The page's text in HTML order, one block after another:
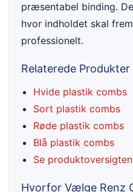
præsentabel binding.
hvor indholdet skal
professionelt.
Relaterede
Hvide plastik combs
Sort plastik combs
Røde plastik combs
Blå plastik combs
Se
Hvorfor Vælge Renz